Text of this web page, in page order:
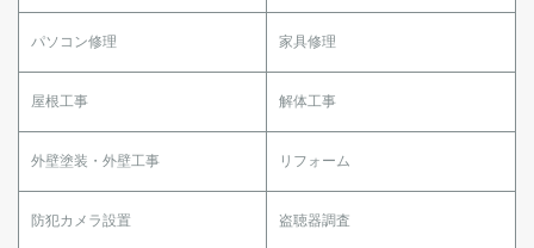
パソコン修理 家具修理
屋根工事 解体工事
外壁塗装・外壁工事 リフォーム
防犯カメラ設置 盗聴器調査